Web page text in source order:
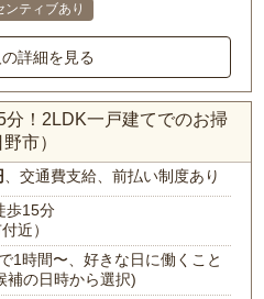
ンティブあり
詳細を見る
！2LDK一戸建てでのお掃
市）
、交通費支給、前払い制度あり
歩15分
近）
1時間〜、好きな日に働くこと
補の日時から選択)